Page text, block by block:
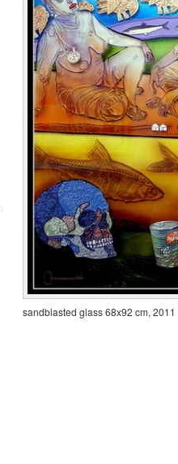
sandblasted glass 68x92 cm, 2011